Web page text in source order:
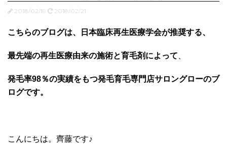
2018/02/19 2018/02/21
こちらのブログは、日本臨床再生医療学会が推奨する、
最先端の再生医療由来の施術と育毛剤によって
発毛率98％の実績をもつ発毛育毛専門店サロングローのブ
ログです。
こんにちは。齊藤です♪